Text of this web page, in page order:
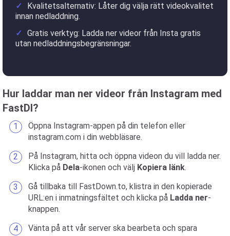
Kvalitetsalternativ: Låter dig välja rätt videokvalitet
innan nedladdning.
Gratis verktyg: Ladda ner videor från Insta gratis
utan nedladdningsbegränsningar.
Hur laddar man ner videor från Instagram med
FastDl?
Öppna Instagram-appen på din telefon eller
instagram.com i din webbläsare.
På Instagram, hitta och öppna videon du vill ladda ner.
Klicka på Dela-ikonen och välj Kopiera länk.
Gå tillbaka till FastDown.to, klistra in den kopierade
URL:en i inmatningsfältet och klicka på Ladda ner-
knappen.
Vänta på att vår server ska bearbeta och spara